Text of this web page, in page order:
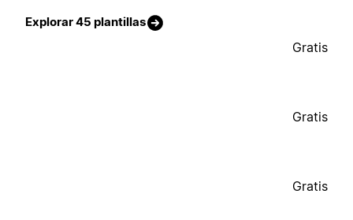
Explorar 45 plantillas
Gratis
Gratis
Gratis